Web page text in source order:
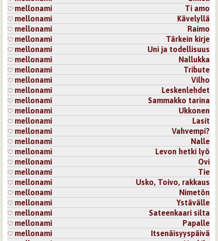
mellonami
Ti amo
mellonami
Kävelyllä
mellonami
Raimo
mellonami
Tärkein kirje
mellonami
Uni ja todellisuus
mellonami
Nallukka
mellonami
Tribute
mellonami
Vilho
mellonami
Leskenlehdet
mellonami
Sammakko tarina
mellonami
Ukkonen
mellonami
Lasit
mellonami
Vahvempi?
mellonami
Nalle
mellonami
Levon hetki lyö
mellonami
Ovi
mellonami
Tie
mellonami
Usko, Toivo, rakkaus
mellonami
Nimetön
mellonami
Ystävälle
mellonami
Sateenkaari silta
mellonami
Papalle
mellonami
Itsenäisyyspäivä